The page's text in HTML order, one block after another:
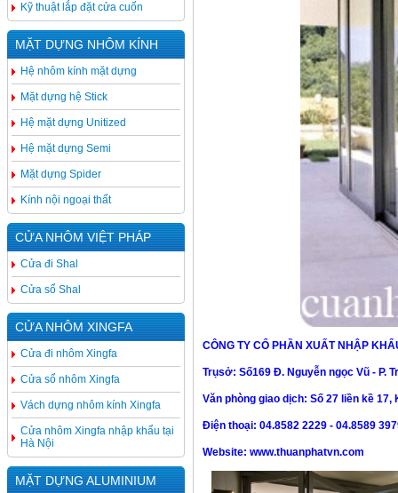
Kỹ thuật lắp đặt cửa cuốn
MẶT DỰNG NHÔM KÍNH
Hệ nhôm kính mặt dựng
Mặt dựng hệ Stick
Hệ mặt dựng Unitized
Hệ mặt dựng Semi
Mặt dựng Spider
Kính nội ngoại thất
CỬA NHÔM VIỆT PHÁP
Cửa đi Shal
Cửa sổ Shal
CỬA NHÔM XINGFA
Cửa đi nhôm Xingfa
Cửa sổ nhôm Xingfa
Vách dựng nhôm kính Xingfa
Cửa nhôm Xingfa nhập khẩu tại
Hà Nội
MẶT DỰNG ALUMINIUM
CÔNG TY CỔ PHẦN XUẤT NHẬP
Trụsở: Số169 Đ. Nguyễn ngọc Vũ - P.
Văn phòng giao dịch: Số 27 liền kề 17,
Điện thoại: 04.8582 2229 - 04.8589
Website: www.thuanphatvn.com